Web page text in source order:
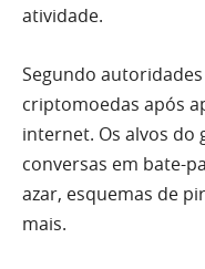
atividade.
Segundo
criptomoedas após
internet. Os alvos do
conversas em bate-
azar, esquemas de
mais.